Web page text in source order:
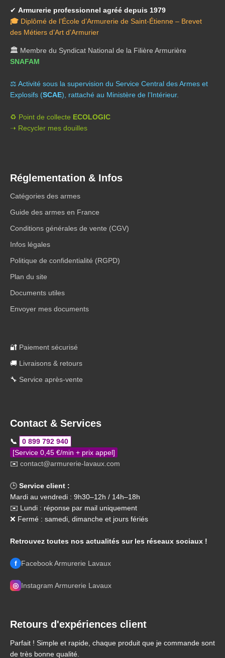
✔ Armurerie professionnel agréé depuis 1979
🎓 Diplômé de l’École d’Armurerie de Saint-Étienne – Brevet
des Métiers d’Art d’Armurier
🏛️ Membre du Syndicat National de la Filière Armurière
SNAFAM
⚖️ Activité sous la supervision du Service Central des Armes et
Explosifs (SCAE), rattaché au Ministère de l’Intérieur.
♻️ Point de collecte ECOLOGIC
➝ Recycler mes douilles
Réglementation & Infos
Catégories des armes
Guide des armes en France
Conditions générales de vente (CGV)
Infos légales
Politique de confidentialité (RGPD)
Plan du site
Documents utiles
Envoyer mes documents
🔐 Paiement sécurisé
🚚 Livraisons & retours
🔧 Service après-vente
Contact & Services
📞
0 899 792 940
[Service 0,45 €/min + prix appel]
✉️ contact@armurerie-lavaux.com
🕒 Service client :
Mardi au vendredi : 9h30–12h / 14h–18h
✉️ Lundi : réponse par mail uniquement
❌ Fermé : samedi, dimanche et jours fériés
Retrouvez toutes nos actualités sur les réseaux sociaux !
f Facebook Armurerie Lavaux
◎ Instagram Armurerie Lavaux
Retours d'expériences client
Parfait ! Simple et rapide, chaque produit que je commande sont
de très bonne qualité.